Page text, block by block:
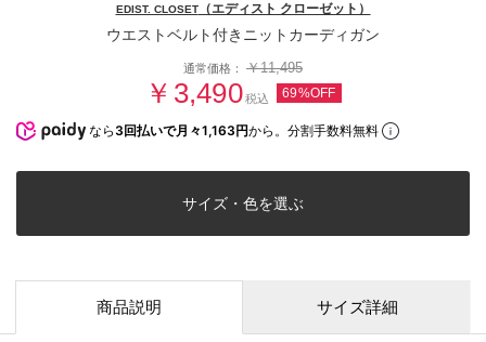
EDIST. CLOSET（エディスト クローゼット）
ウエストベルト付きニットカーディガン
通常価格： ￥11,495
￥3,490税込 69%OFF
なら 3回払いで月々1,163円から。分割手数料無料
サイズ・色を選ぶ
商品説明 サイズ詳細